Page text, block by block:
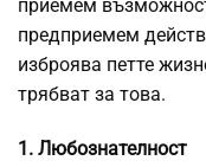
приемем
предприемем
изброява петте
трябват за това.
1. Любознателност